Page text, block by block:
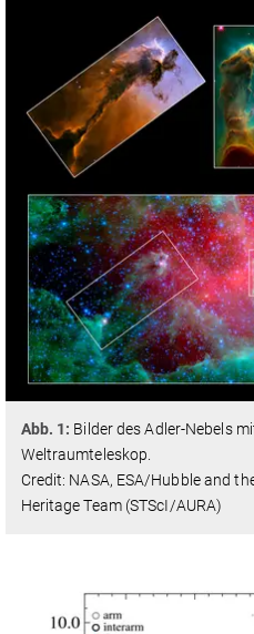
Abb. 1: Bilder des Adler-Nebels
Weltraumteleskop.
Credit: NASA, ESA/Hubble and
Heritage Team (STScI/AURA)